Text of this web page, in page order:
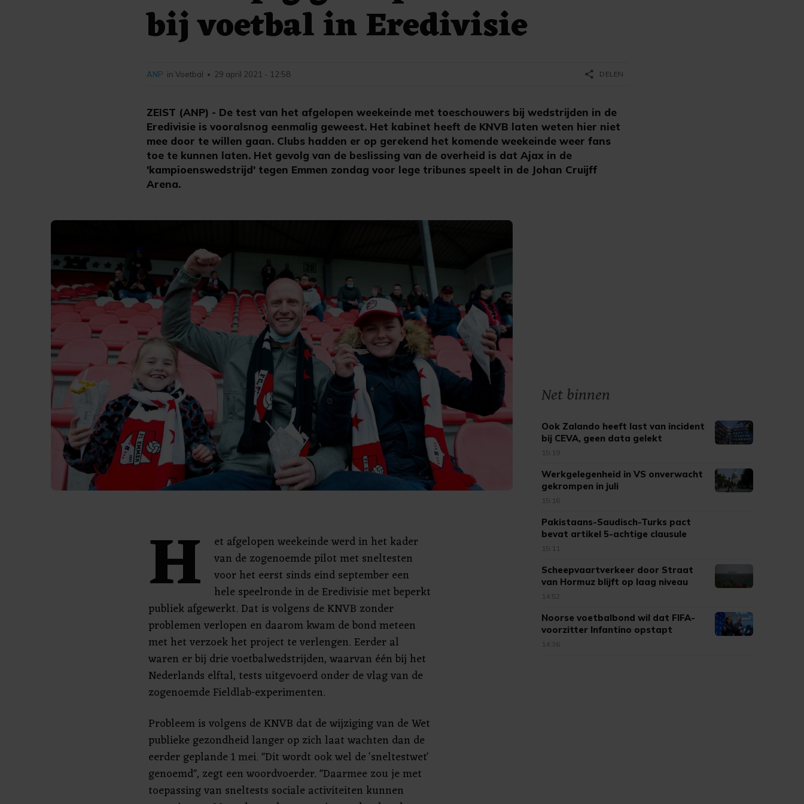
bij voetbal in Eredivisie
ZEIST (ANP) - De test van het afgelopen weekeinde met toeschouwers bij wedstrijden in de
Eredivisie is vooralsnog eenmalig geweest. Het kabinet heeft de KNVB laten weten hier niet
mee door te willen gaan. Clubs hadden er op gerekend het komende weekeinde weer fans
toe te kunnen laten. Het gevolg van de beslissing van de overheid is dat Ajax in de
'kampioenswedstrijd' tegen Emmen zondag voor lege tribunes speelt in de Johan Cruijff
Arena.
ANP in Voetbal • 29 april 2021 - 12:58 share DELEN
H
et afgelopen weekeinde werd in het kader
van de zogenoemde pilot met sneltesten
voor het eerst sinds eind september een
hele speelronde in de Eredivisie met beperkt
publiek afgewerkt. Dat is volgens de KNVB zonder
problemen verlopen en daarom kwam de bond meteen
met het verzoek het project te verlengen. Eerder al
waren er bij drie voetbalwedstrijden, waarvan één bij het
Nederlands elftal, tests uitgevoerd onder de vlag van de
zogenoemde Fieldlab-experimenten.
Probleem is volgens de KNVB dat de wijziging van de Wet
publieke gezondheid langer op zich laat wachten dan de
eerder geplande 1 mei. "Dit wordt ook wel de 'sneltestwet'
genoemd", zegt een woordvoerder. "Daarmee zou je met
toepassing van sneltests sociale activiteiten kunnen
Net binnen
Ook Zalando heeft last van incident
bij CEVA, geen data gelekt
15:19
Werkgelegenheid in VS onverwacht
gekrompen in juli
15:16
Pakistaans-Saudisch-Turks pact
bevat artikel 5-achtige clausule
15:11
Scheepvaartverkeer door Straat
van Hormuz blijft op laag niveau
14:52
Noorse voetbalbond wil dat FIFA-
voorzitter Infantino opstapt
14:36